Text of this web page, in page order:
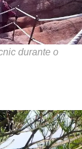
durante o